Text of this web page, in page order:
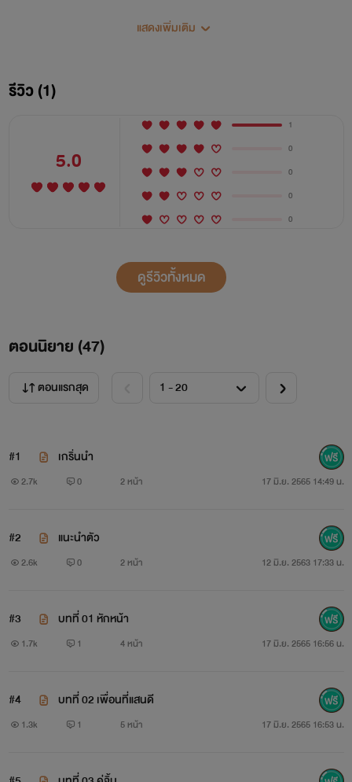
เพียงภาพ โดยไม่ถามไถ่ความเป็นจริง นี่นะหรอคู่ชีวิต
แสดงเพิ่มเติม
รีวิว (1)
5.0
1
0
0
0
0
ดูรีวิวทั้งหมด
ตอนนิยาย (47)
ตอนแรกสุด
#1 เกริ่นนำ
2.7k 0 2 หน้า 17 มิ.ย. 2565 14:49 น.
#2 แนะนำตัว
2.6k 0 2 หน้า 12 มิ.ย. 2563 17:33 น.
#3 บทที่ 01 หักหน้า
1.7k 1 4 หน้า 17 มิ.ย. 2565 16:56 น.
#4 บทที่ 02 เพื่อนที่แสนดี
1.3k 1 5 หน้า 17 มิ.ย. 2565 16:53 น.